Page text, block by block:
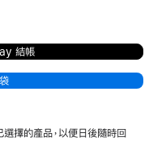
結帳
擇的產品，以便日後隨時回